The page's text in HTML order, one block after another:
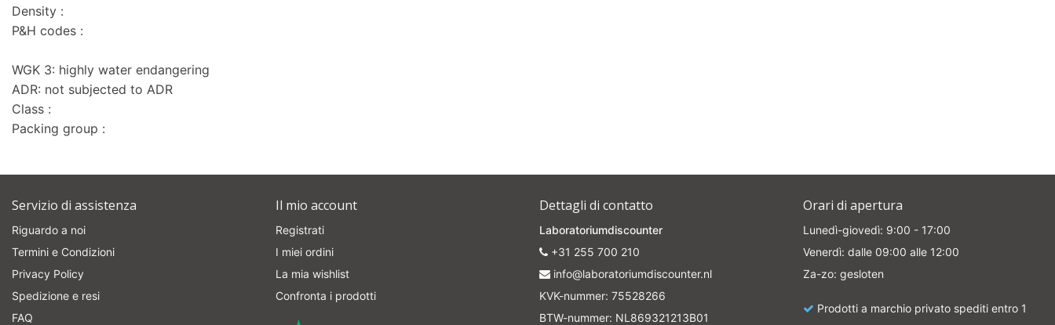
Density :
P&H codes :
WGK 3: highly water endangering
ADR: not subjected to ADR
Class :
Packing group :
Servizio di assistenza
Riguardo a noi
Termini e Condizioni
Privacy Policy
Spedizione e resi
FAQ
Il mio account
Registrati
I miei ordini
La mia wishlist
Confronta i prodotti
Dettagli di contatto
Laboratoriumdiscounter
+31 255 700 210
info@laboratoriumdiscounter.nl
KVK-nummer: 75528266
BTW-nummer: NL869321213B01
Orari di apertura
Lunedì-giovedì: 9:00 - 17:00
Venerdì: dalle 09:00 alle 12:00
Za-zo: gesloten
Prodotti a marchio privato spediti entro 1